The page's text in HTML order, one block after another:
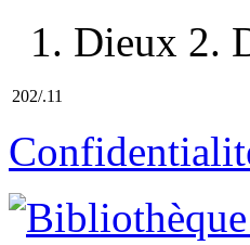
1. Dieux 2.
202/.11